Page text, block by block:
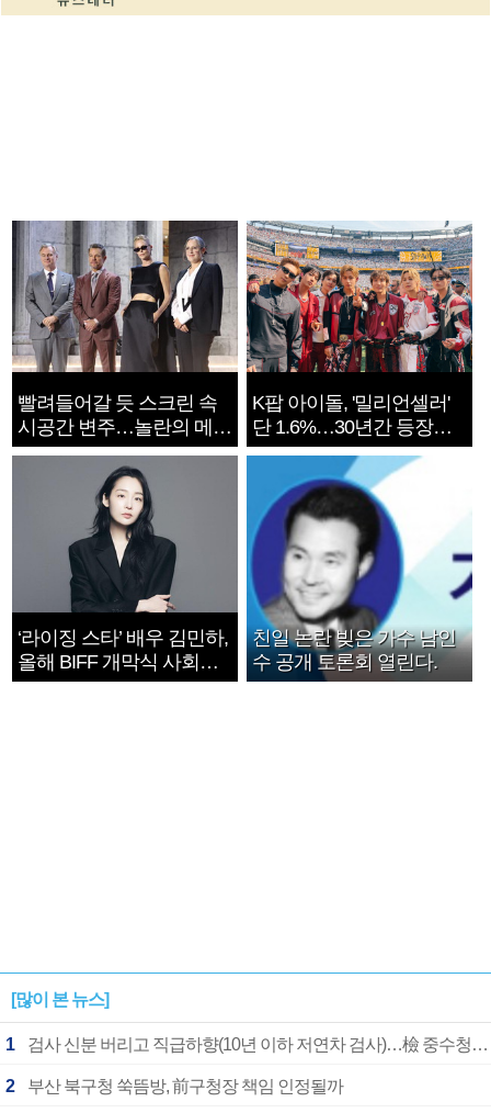
빨려들어갈 듯 스크린 속
시공간 변주…놀란의 메시
지는 ‘전쟁 속죄’
K팝 아이돌, '밀리언셀러'
단 1.6%…30년간 등장
1182개팀 전수조사
‘라이징 스타’ 배우 김민하,
올해 BIFF 개막식 사회자
확정
친일 논란 빚은 가수 남인
수 공개 토론회 열린다.
[많이 본 뉴스]
1 검사 신분 버리고 직급하향(10년 이하 저연차 검사)…檢 중수청행 기피
2 부산 북구청 쑥뜸방, 前구청장 책임 인정될까